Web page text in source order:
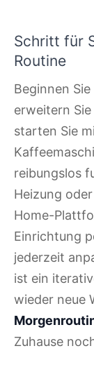
Schritt für
Routine
Beginnen
erweitern
starten Sie
reibungslos
Heizung
Home-
Einrichtung
jederzeit
ist ein
wieder neue
Zuhause